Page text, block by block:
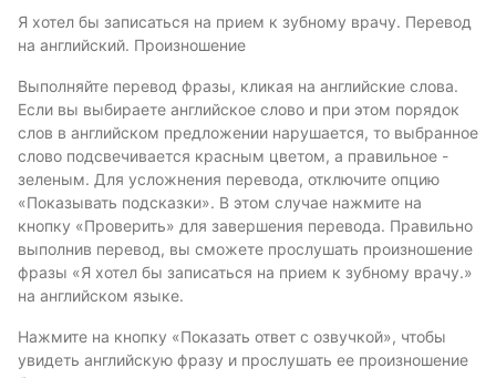
Я хотел бы записаться на прием к зубному врачу. Перевод
на английский. Произношение
Выполняйте перевод фразы, кликая на английские слова.
Если вы выбираете английское слово и при этом порядок
слов в английском предложении нарушается, то выбранное
слово подсвечивается красным цветом, а правильное -
зеленым. Для усложнения перевода, отключите опцию
«Показывать подсказки». В этом случае нажмите на
кнопку «Проверить» для завершения перевода. Правильно
выполнив перевод, вы сможете прослушать произношение
фразы «Я хотел бы записаться на прием к зубному врачу.»
на английском языке.
Нажмите на кнопку «Показать ответ с озвучкой», чтобы
увидеть английскую фразу и прослушать ее произношение